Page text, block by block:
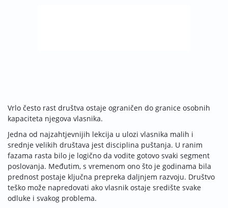
Vrlo često rast društva ostaje ograničen do granice osobnih
kapaciteta njegova vlasnika.
Jedna od najzahtjevnijih lekcija u ulozi vlasnika malih i
srednje velikih društava jest disciplina puštanja. U ranim
fazama rasta bilo je logično da vodite gotovo svaki segment
poslovanja. Međutim, s vremenom ono što je godinama bila
prednost postaje ključna prepreka daljnjem razvoju. Društvo
teško može napredovati ako vlasnik ostaje središte svake
odluke i svakog problema.